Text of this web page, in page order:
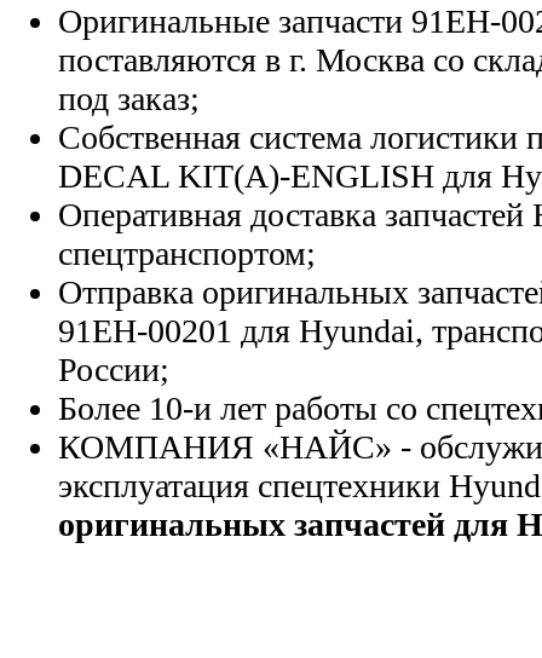
Оригинальные запчасти 91EH-
поставляются в г. Москва со
под заказ;
Собственная система логистики
DECAL KIT(A)-ENGLISH для
Оперативная доставка
спецтранспортом;
Отправка оригинальных
91EH-00201 для Hyundai,
России;
Более 10-и лет работы со
КОМПАНИЯ «НАЙС» -
эксплуатация спецтехники
оригинальных запчастей для